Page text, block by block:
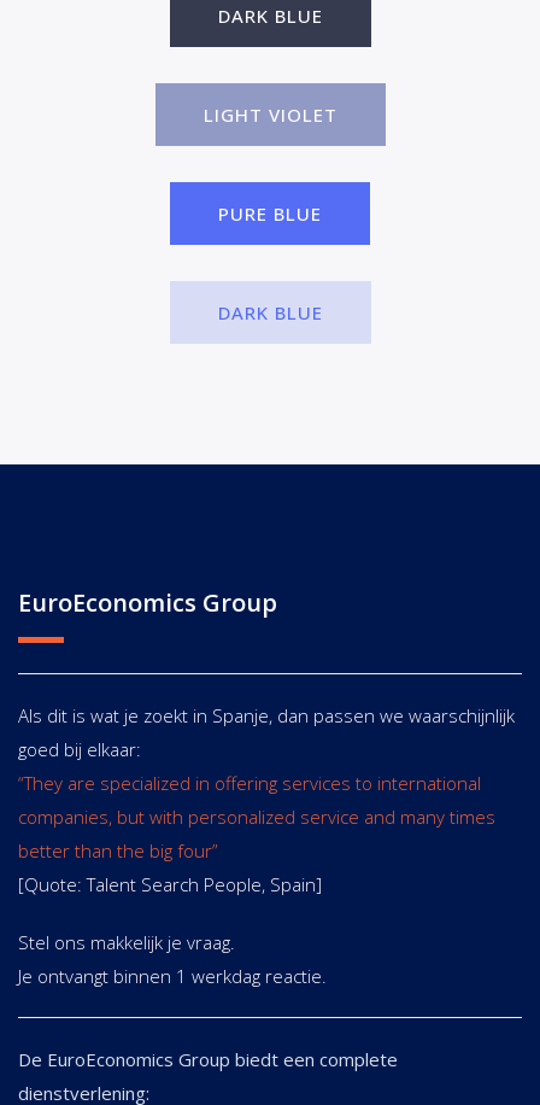
DARK BLUE
LIGHT VIOLET
PURE BLUE
DARK BLUE
EuroEconomics Group
Als dit is wat je zoekt in Spanje, dan passen we waarschijnlijk
goed bij elkaar:
“They are specialized in offering services to international
companies, but with personalized service and many times
better than the big four”
[Quote: Talent Search People, Spain]
Stel ons makkelijk je vraag.
Je ontvangt binnen 1 werkdag reactie.
De EuroEconomics Group biedt een complete
dienstverlening: